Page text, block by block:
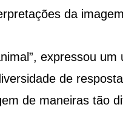
da
expressou
de
de maneiras tão